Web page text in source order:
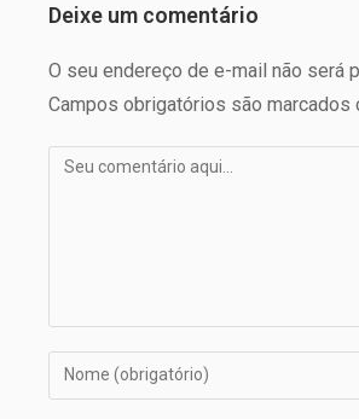
Deixe um comentário
O seu endereço de e-mail não será
Campos obrigatórios são marcados